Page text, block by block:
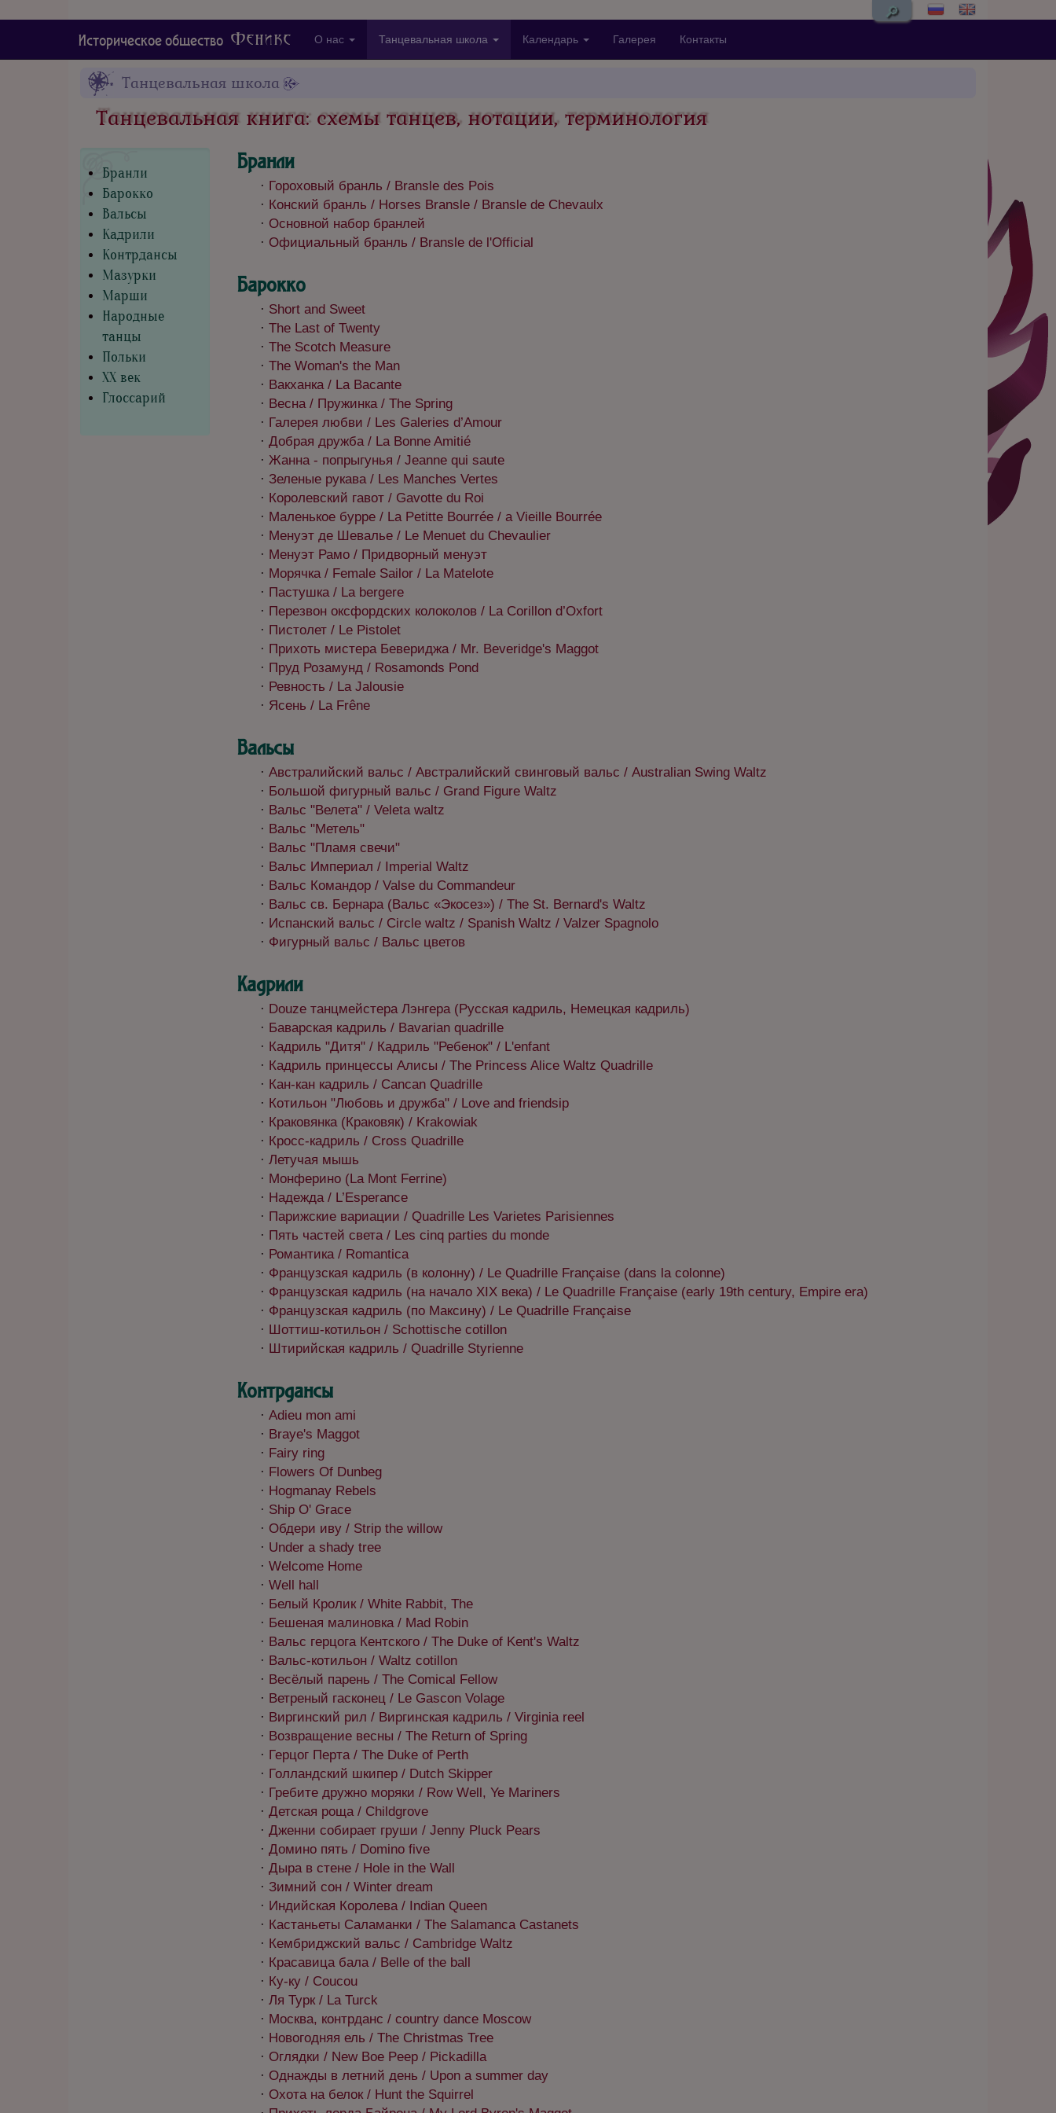
🔎
Историческое общество Феникс О нас Танцевальная школа Календарь Галерея Контакты
Танцевальная школа
Танцевальная книга: схемы танцев, нотации, терминология
Бранли
Барокко
Вальсы
Кадрили
Контрдансы
Мазурки
Марши
Народные
танцы
Польки
XX век
Глоссарий
Бранли
· Гороховый бранль / Bransle des Pois
· Конский бранль / Horses Bransle / Bransle de Chevaulx
· Основной набор бранлей
· Официальный бранль / Bransle de l'Official
Барокко
· Short and Sweet
· The Last of Twenty
· The Scotch Measure
· The Woman's the Man
· Вакханка / La Bacante
· Весна / Пружинка / The Spring
· Галерея любви / Les Galeries d’Amour
· Добрая дружба / La Bonne Amitié
· Жанна - попрыгунья / Jeanne qui saute
· Зеленые рукава / Les Manches Vertes
· Королевский гавот / Gavotte du Roi
· Маленькое бурре / La Petitte Bourrée / a Vieille Bourrée
· Менуэт де Шевалье / Le Menuet du Chevaulier
· Менуэт Рамо / Придворный менуэт
· Морячка / Female Sailor / La Matelote
· Пастушка / La bergere
· Перезвон оксфордских колоколов / La Corillon d’Oxfort
· Пистолет / Le Pistolet
· Прихоть мистера Бевериджа / Mr. Beveridge's Maggot
· Пруд Розамунд / Rosamonds Pond
· Ревность / La Jalousie
· Ясень / La Frêne
Вальсы
· Австралийский вальс / Австралийский свинговый вальс / Australian Swing Waltz
· Большой фигурный вальс / Grand Figure Waltz
· Вальс "Велета" / Veleta waltz
· Вальс "Метель"
· Вальс "Пламя свечи"
· Вальс Империал / Imperial Waltz
· Вальс Командор / Valse du Commandeur
· Вальс св. Бернара (Вальс «Экосез») / The St. Bernard's Waltz
· Испанский вальс / Circle waltz / Spanish Waltz / Valzer Spagnolo
· Фигурный вальс / Вальс цветов
Кадрили
· Douze танцмейстера Лэнгера (Русская кадриль, Немецкая кадриль)
· Баварская кадриль / Bavarian quadrille
· Кадриль "Дитя" / Кадриль "Ребенок" / L'enfant
· Кадриль принцессы Алисы / The Princess Alice Waltz Quadrille
· Кан-кан кадриль / Cancan Quadrille
· Котильон "Любовь и дружба" / Love and friendsip
· Краковянка (Краковяк) / Krakowiak
· Кросс-кадриль / Cross Quadrille
· Летучая мышь
· Монферино (La Mont Ferrine)
· Надежда / L’Esperance
· Парижские вариации / Quadrille Les Varietes Parisiennes
· Пять частей света / Les cinq parties du monde
· Романтика / Romantica
· Французская кадриль (в колонну) / Le Quadrille Française (dans la colonne)
· Французская кадриль (на начало XIX века) / Le Quadrille Française (early 19th century, Empire era)
· Французская кадриль (по Максину) / Le Quadrille Française
· Шоттиш-котильон / Schottische cotillon
· Штирийская кадриль / Quadrille Styrienne
Контрдансы
· Adieu mon ami
· Braye's Maggot
· Fairy ring
· Flowers Of Dunbeg
· Hogmanay Rebels
· Ship O' Grace
· Обдери иву / Strip the willow
· Under a shady tree
· Welcome Home
· Well hall
· Белый Кролик / White Rabbit, The
· Бешеная малиновка / Mad Robin
· Вальс герцога Кентского / The Duke of Kent's Waltz
· Вальс-котильон / Waltz cotillon
· Весёлый парень / The Comical Fellow
· Ветреный гасконец / Le Gascon Volage
· Виргинский рил / Виргинская кадриль / Virginia reel
· Возвращение весны / The Return of Spring
· Герцог Перта / The Duke of Perth
· Голландский шкипер / Dutch Skipper
· Гребите дружно моряки / Row Well, Ye Mariners
· Детская роща / Childgrove
· Дженни собирает груши / Jenny Pluck Pears
· Домино пять / Domino five
· Дыра в стене / Hole in the Wall
· Зимний сон / Winter dream
· Индийская Королева / Indian Queen
· Кастаньеты Саламанки / The Salamanca Castanets
· Кембриджский вальс / Cambridge Waltz
· Красавица бала / Belle of the ball
· Ку-ку / Coucou
· Ля Турк / La Turck
· Москва, контрданс / country dance Moscow
· Новогодняя ель / The Christmas Tree
· Оглядки / New Boe Peep / Pickadilla
· Однажды в летний день / Upon a summer day
· Охота на белок / Hunt the Squirrel